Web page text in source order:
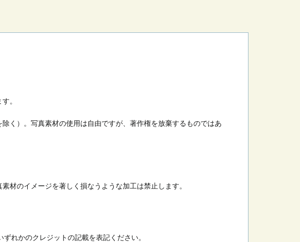
。
く）。写真素材の使用は自由ですが、著作権を放棄するものではあ
材のイメージを著しく損なうような加工は禁止します。
れかのクレジットの記載を表記ください。